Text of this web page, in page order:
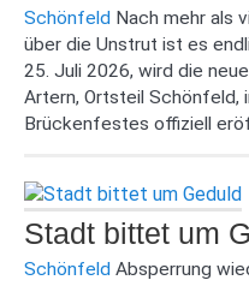
Schönfeld Nach mehr als
über die Unstrut ist es
25. Juli 2026, wird die
Artern, Ortsteil Schönfeld,
Brückenfestes offiziell
Stadt bittet um
Schönfeld Absperrung